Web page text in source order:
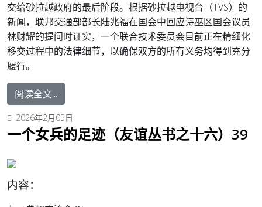
交给砂拉越政府的最后阶段。 根据砂拉越电视台（TVS）的
新闻，联邦交通部部长陆兆福在国会中回应诗巫区国会议员
林财耀的提问时证实，一个联合技术委员会目前正在精细化
移交过程中的法律细节，以确保双方的所有义务均得到充分
履行。
阅读全文...
2026年2月05日
一个女兵的足迹（友谊丛书之十六）39
内容：